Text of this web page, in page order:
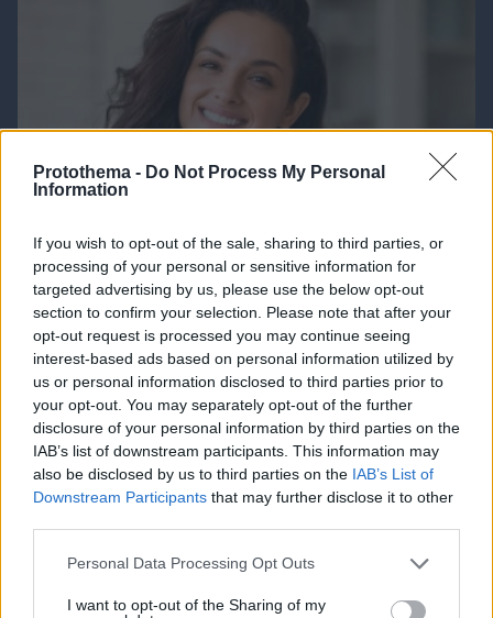
Protothema - Do Not Process My Personal
Information
If you wish to opt-out of the sale, sharing to third parties, or
processing of your personal or sensitive information for
targeted advertising by us, please use the below opt-out
section to confirm your selection. Please note that after your
opt-out request is processed you may continue seeing
interest-based ads based on personal information utilized by
us or personal information disclosed to third parties prior to
your opt-out. You may separately opt-out of the further
disclosure of your personal information by third parties on the
IAB’s list of downstream participants. This information may
also be disclosed by us to third parties on the IAB’s List of
Downstream Participants that may further disclose it to other
Please note that this website/app uses one or more Google
not limited to your visit or usage behaviour. You may click to
Personal Data Processing Opt Outs
I want to opt-out of the Sharing of my
Τα φρούτα που επιλέγουν 4 ενδοκρινολόγοι για
καλύτερο έλεγχο του σακχάρου – Το ένα μειώνει
το λίπος στην κοιλιά
06.08.2026, 08:01